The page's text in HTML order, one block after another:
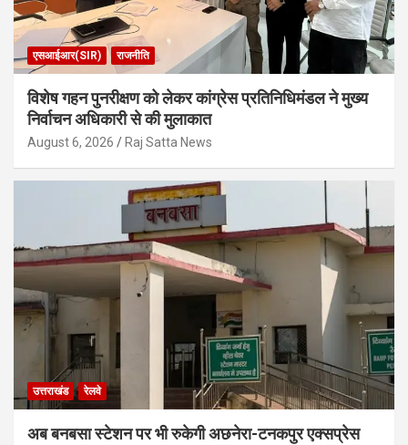
एसआईआर(SIR) राजनीति
विशेष गहन पुनरीक्षण को लेकर कांग्रेस प्रतिनिधिमंडल ने मुख्य
निर्वाचन अधिकारी से की मुलाकात
August 6, 2026 Raj Satta News
उत्तराखंड रेलवे
अब बनबसा स्टेशन पर भी रुकेगी अछनेरा-टनकपुर एक्सप्रेस